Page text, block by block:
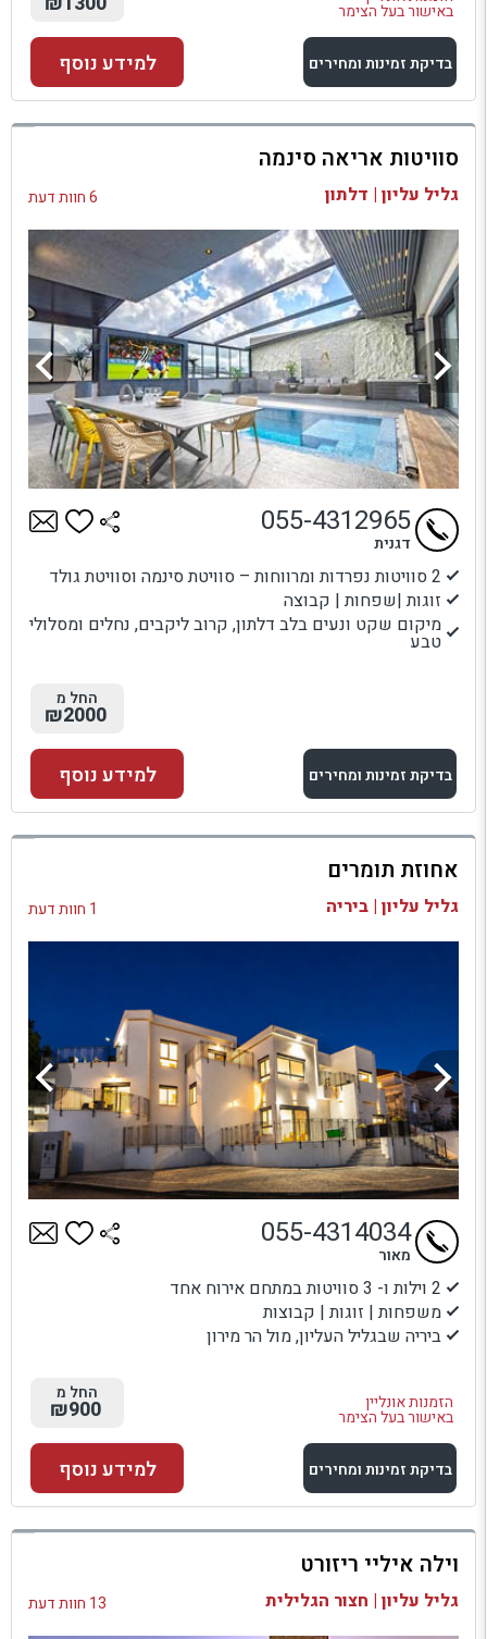
באישור בעל הצימר
בדיקת זמינות ומחירים
למתחם זה
בדיקת זמינות ומחירים
למידע נוסף
סוויטות אריאה סינמה
גליל עליון | דלתון 6 חוות דעת
2 סוויטות נפרדות ומרווחות – סוויטת סינמה וסוויטת גולד
זוגות |שפחות | קבוצה
מיקום שקט ונעים בלב דלתון, קרוב ליקבים, נחלים ומסלולי
טבע
055-4312965
דגנית
החל מ
₪2000
בדיקת זמינות ומחירים
למתחם זה
בדיקת זמינות ומחירים
למידע נוסף
אחוזת תומרים
גליל עליון | ביריה 1 חוות דעת
2 וילות ו- 3 סוויטות במתחם אירוח אחד
משפחות | זוגות | קבוצות
ביריה שבגליל העליון, מול הר מירון
הזמנות אונליין
באישור בעל הצימר
055-4314034
מאור
החל מ
₪900
בדיקת זמינות ומחירים
למתחם זה
בדיקת זמינות ומחירים
למידע נוסף
וילה איליי ריזורט
גליל עליון | חצור הגלילית 13 חוות דעת